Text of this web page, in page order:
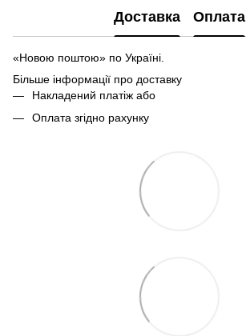
Доставка Оплата
«Новою поштою» по Україні.
Більше інформації про доставку
Накладений платіж або
Оплата згідно рахунку